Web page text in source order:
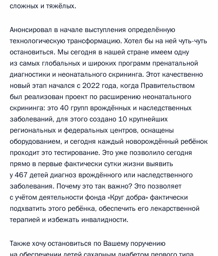
сложных и тяжёлых.
Анонсировал в начале выступления определённую
технологическую трансформацию. Хотел бы на ней чуть-чуть
остановиться. Мы сегодня в нашей стране имеем одну
из самых глобальных и широких программ пренатальной
диагностики и неонатального скрининга. Этот качественно
новый этап начался с 2022 года, когда Правительством
был реализован проект по расширению неонатального
скрининга: это 40 групп врождённых и наследственных
заболеваний, для этого создано 10 крупнейших
региональных и федеральных центров, оснащены
оборудованием, и сегодня каждый новорождённый ребёнок
проходит это тестирование. Это уже позволило сегодня
прямо в первые фактически сутки жизни выявить
у 467 детей диагноз врождённого или наследственного
заболевания. Почему это так важно? Это позволяет
с учётом деятельности фонда «Круг добра» фактически
подхватить этого ребёнка, обеспечить его лекарственной
терапией и избежать инвалидности.
Также хочу остановиться по Вашему поручению